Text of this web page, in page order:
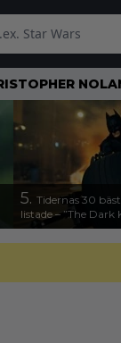
5. Tidernas 30
listade – ”The